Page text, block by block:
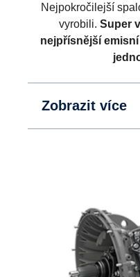
Nejpokročilejší
vyrobili. Super
nejpřísnější
Zobrazit více